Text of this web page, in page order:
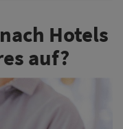
Hotels
auf?